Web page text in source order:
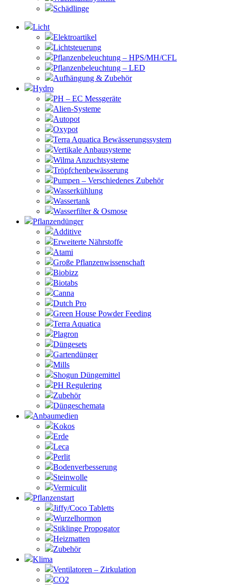
Schädlinge
Licht
Elektroartikel
Lichtsteuerung
Pflanzenbeleuchtung – HPS/MH/CFL
Pflanzenbeleuchtung – LED
Aufhängung & Zubehör
Hydro
PH – EC Messgeräte
Alien-Systeme
Autopot
Oxypot
Terra Aquatica Bewässerungssystem
Vertikale Anbausysteme
Wilma Anzuchtsysteme
Tröpfchenbewässerung
Pumpen – Verschiedenes Zubehör
Wasserkühlung
Wassertank
Wasserfilter & Osmose
Pflanzendünger
Additive
Erweiterte Nährstoffe
Atami
Große Pflanzenwissenschaft
Biobizz
Biotabs
Canna
Dutch Pro
Green House Powder Feeding
Terra Aquatica
Plagron
Düngesets
Gartendünger
Mills
Shogun Düngemittel
PH Regulering
Zubehör
Düngeschemata
Anbaumedien
Kokos
Erde
Leca
Perlit
Bodenverbesserung
Steinwolle
Vermiculit
Pflanzenstart
Jiffy/Coco Tabletts
Wurzelhormon
Stiklinge Propogator
Heizmatten
Zubehör
Klima
Ventilatoren – Zirkulation
CO2